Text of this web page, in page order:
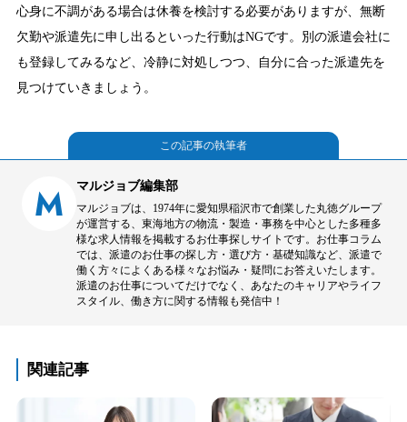
心身に不調がある場合は休養を検討する必要がありますが、無断
欠勤や派遣先に申し出るといった行動はNGです。別の派遣会社に
も登録してみるなど、冷静に対処しつつ、自分に合った派遣先を
見つけていきましょう。
この記事の執筆者
M マルジョブ編集部
マルジョブは、1974年に愛知県稲沢市で創業した丸徳グループ
が運営する、東海地方の物流・製造・事務を中心とした多種多
様な求人情報を掲載するお仕事探しサイトです。お仕事コラム
では、派遣のお仕事の探し方・選び方・基礎知識など、派遣で
働く方々によくある様々なお悩み・疑問にお答えいたします。
派遣のお仕事についてだけでなく、あなたのキャリアやライフ
スタイル、働き方に関する情報も発信中！
関連記事